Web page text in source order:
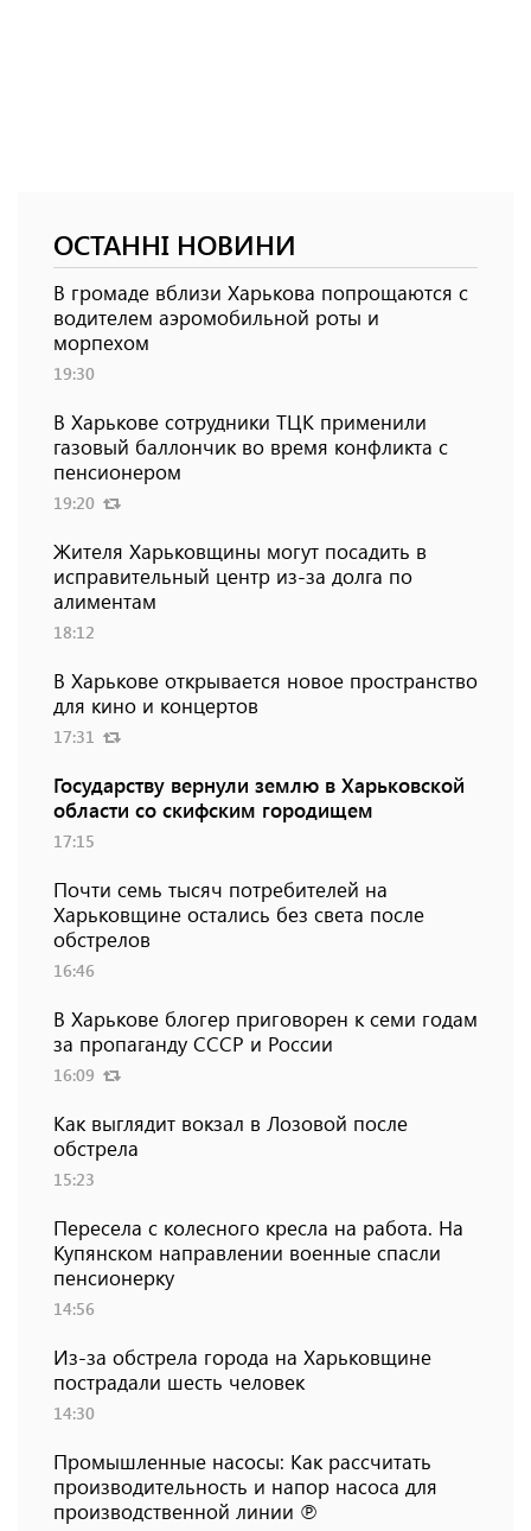
ОСТАННІ НОВИНИ
В громаде вблизи Харькова попрощаются с
водителем аэромобильной роты и
морпехом
19:30
В Харькове сотрудники ТЦК применили
газовый баллончик во время конфликта с
пенсионером
19:20
Жителя Харьковщины могут посадить в
исправительный центр из-за долга по
алиментам
18:12
В Харькове открывается новое пространство
для кино и концертов
17:31
Государству вернули землю в Харьковской
области со скифским городищем
17:15
Почти семь тысяч потребителей на
Харьковщине остались без света после
обстрелов
16:46
В Харькове блогер приговорен к семи годам
за пропаганду СССР и России
16:09
Как выглядит вокзал в Лозовой после
обстрела
15:23
Пересела с колесного кресла на работа. На
Купянском направлении военные спасли
пенсионерку
14:56
Из-за обстрела города на Харьковщине
пострадали шесть человек
14:30
Промышленные насосы: Как рассчитать
производительность и напор насоса для
производственной линии ℗